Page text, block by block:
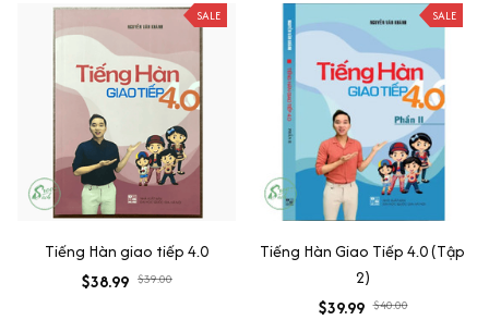
SALE
Tiếng Hàn giao tiếp 4.0
$38.99 $39.00
SALE
Tiếng Hàn Giao Tiếp 4.0 (Tập
2)
$39.99 $40.00